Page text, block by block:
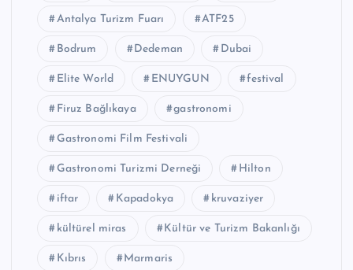
Antalya Turizm Fuarı ATF25
Bodrum Dedeman Dubai
Elite World ENUYGUN festival
Firuz Bağlıkaya gastronomi
Gastronomi Film Festivali
Gastronomi Turizmi Derneği Hilton
iftar Kapadokya kruvaziyer
kültürel miras Kültür ve Turizm Bakanlığı
Kıbrıs Marmaris